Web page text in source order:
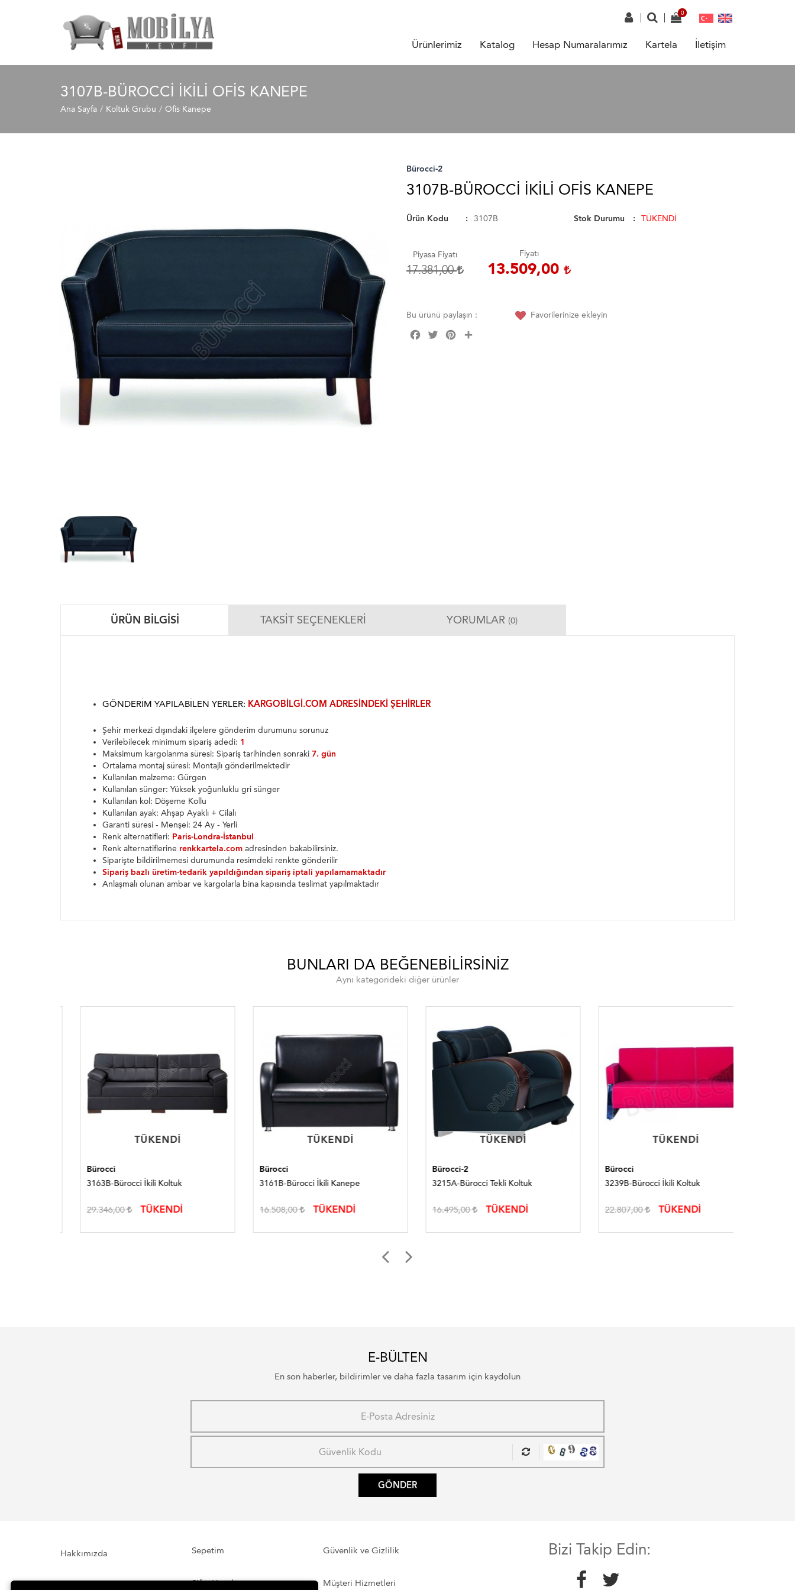
Ürünlerimiz Katalog Hesap Numaralarımız Kartela İletişim
3107B-BÜROCCI İKILI OFIS KANEPE
Ana Sayfa Koltuk Grubu Ofis Kanepe
Bürocci-2
3107B-BÜROCCI İKILI OFIS KANEPE
Ürün Kodu 3107B Stok Durumu TÜKENDİ
Piyasa Fiyatı
17.381,00
Fiyatı
13.509,00
Bu ürünü paylaşın :
FacebookTwitterPinterest
Favorilerinize ekleyin
ÜRÜN BILGISI TAKSIT SEÇENEKLERI YORUMLAR (0)
GÖNDERIM YAPILABILEN YERLER: KARGOBILGI.COM ADRESINDEKI ŞEHIRLER
Şehir merkezi dışındaki ilçelere gönderim durumunu sorunuz
Verilebilecek minimum sipariş adedi: 1
Maksimum kargolanma süresi: Sipariş tarihinden sonraki 7. gün
Ortalama montaj süresi: Montajlı gönderilmektedir
Kullanılan malzeme: Gürgen
Kullanılan sünger: Yüksek yoğunluklu gri sünger
Kullanılan kol: Döşeme Kollu
Kullanılan ayak: Ahşap Ayaklı + Cilalı
Garanti süresi - Menşei: 24 Ay - Yerli
Renk alternatifleri: Paris-Londra-İstanbul
Renk alternatiflerine renkkartela.com adresinden bakabilirsiniz.
Siparişte bildirilmemesi durumunda resimdeki renkte gönderilir
Sipariş bazlı üretim-tedarik yapıldığından sipariş iptali yapılamamaktadır
Anlaşmalı olunan ambar ve kargolarla bina kapısında teslimat yapılmaktadır
BUNLARI DA BEĞENEBILIRSINIZ
Aynı kategorideki diğer ürünler
TÜKENDI
TÜKENDI
Bürocci
3163B-Bürocci İkili Koltuk
29.346,00 TÜKENDİ
TÜKENDI
TÜKENDI
Bürocci
3161B-Bürocci İkili Kanepe
16.508,00 TÜKENDİ
TÜKENDI
TÜKENDI
Bürocci-2
3215A-Bürocci Tekli Koltuk
16.495,00 TÜKENDİ
TÜKENDI
TÜKENDI
Bürocci
3239B-Bürocci İkili Koltuk
22.807,00 TÜKENDİ
E-BÜLTEN
En son haberler, bildirimler ve daha fazla tasarım için kaydolun
GÖNDER
Hakkımızda Sepetim
Şifre Hatırlatma
Güvenlik ve Gizlilik
Müşteri Hizmetleri
Bizi Takip Edin: